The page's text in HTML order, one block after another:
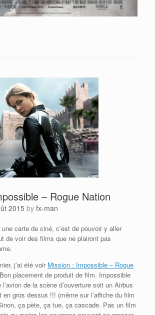
– Rogue Nation
2015 by fx-man
une carte de ciné, c’est de pouvoir y aller
de voir des films que ne plairont pas
j’ai été voir Mission : Impossible – Rogue
placement de produit de film. Impossible
de la scène d’ouverture soit un Airbus
en gros dessus !!! (même sur l’affiche du film
ça pète, ça tue, ça cascade. Pas un film